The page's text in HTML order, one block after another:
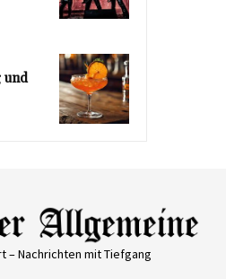
und
– Nachrichten mit Tiefgang